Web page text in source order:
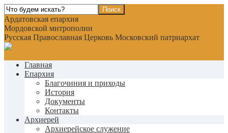
Ардатовская епархия
Мордовской митрополии
Русская Православная Церковь Московский патриархат
Главная
Епархия
Благочиния и приходы
История
Документы
Контакты
Архиерей
Архиерейское служение